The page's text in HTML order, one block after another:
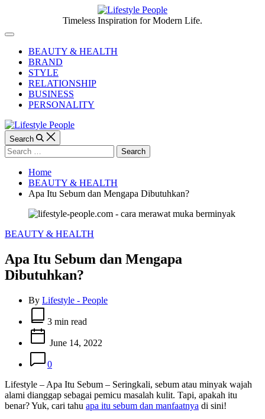
content
People
Timeless Inspiration for Modern Life.
Off
CanvasBEAUTY & HEALTH
BRAND
STYLE
RELATIONSHIP
BUSINESS
PERSONALITY
Search
Search
for:
Home
BEAUTY & HEALTH
Apa Itu Sebum dan Mengapa Dibutuhkan?
Categories
BEAUTY & HEALTH
Apa Itu Sebum dan Mengapa
Dibutuhkan?
By Lifestyle - People
Estimated
read
time
3 min read
June 14, 2022
0
Lifestyle – Apa Itu Sebum – Seringkali, sebum atau minyak wajah
alami dianggap sebagai pemicu masalah kulit. Tapi, apakah itu
benar? Yuk, cari tahu apa itu sebum dan manfaatnya di sini!